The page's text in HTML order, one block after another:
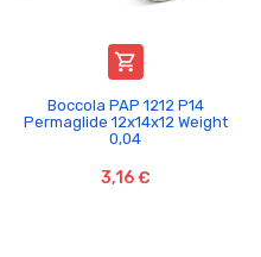

Boccola PAP 1212 P14
Permaglide 12x14x12 Weight
0,04
3,16 €